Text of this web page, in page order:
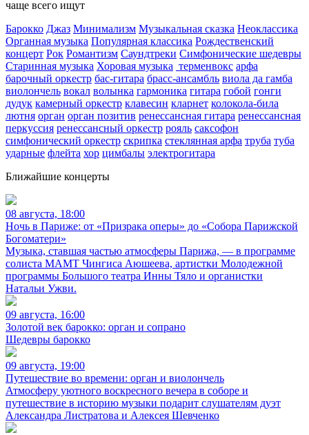
чаще всего ищут
Барокко Джаз Минимализм Музыкальная сказка Неоклассика
Органная музыка Популярная классика Рождественский
концерт Рок Романтизм Саундтреки Симфонические шедевры
Старинная музыка Хоровая музыка терменвокс арфа
барочный оркестр бас-гитара брасс-ансамбль виола да гамба
виолончель вокал волынка гармоника гитара гобой гонги
дудук камерный оркестр клавесин кларнет колокола-била
лютня орган орган позитив ренессансная гитара ренессансная
перкуссия ренессансный оркестр рояль саксофон
симфонический оркестр скрипка стеклянная арфа труба туба
ударные флейта хор цимбалы электрогитара
Ближайшие концерты
08 августа, 18:00
Ночь в Париже: от «Призрака оперы» до «Собора Парижской
Богоматери»
Музыка, ставшая частью атмосферы Парижа, — в программе
солиста МАМТ Чингиса Аюшеева, артистки Молодежной
программы Большого театра Инны Тяло и органистки
Натальи Ужви.
09 августа, 16:00
Золотой век барокко: орган и сопрано
Шедевры барокко
09 августа, 19:00
Путешествие во времени: орган и виолончель
Атмосферу уютного воскресного вечера в соборе и
путешествие в историю музыки подарит слушателям дуэт
Александра Листратова и Алексея Шевченко